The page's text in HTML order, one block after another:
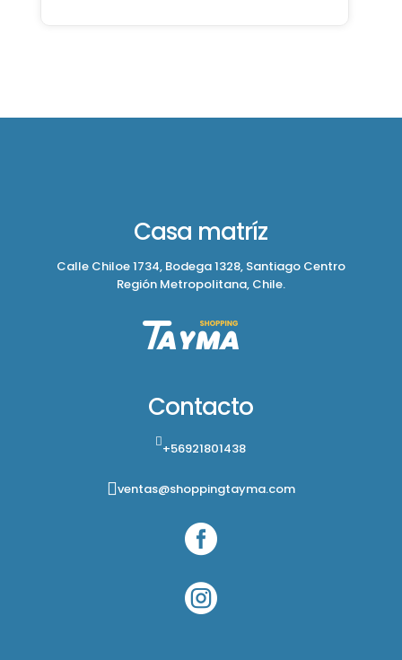
Casa matríz
Calle Chiloe 1734, Bodega 1328, Santiago Centro
Región Metropolitana, Chile.
Contacto
+56921801438
ventas@shoppingtayma.com

